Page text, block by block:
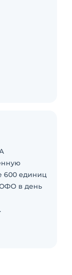
600 единиц
в день